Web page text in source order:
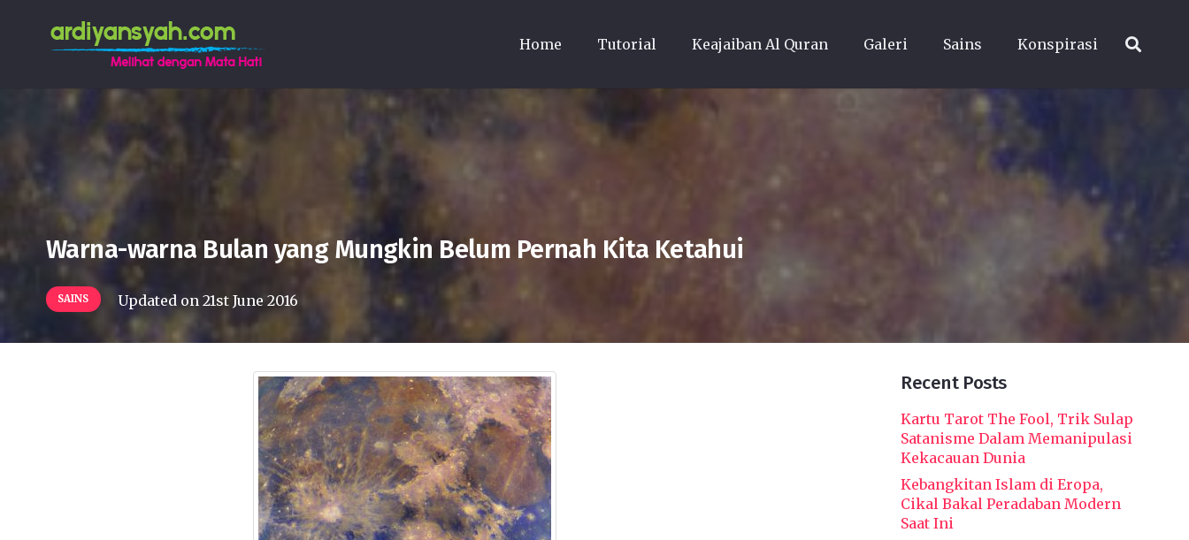
Home Tutorial Keajaiban Al Quran Galeri Sains Konspirasi
Warna-warna Bulan yang Mungkin Belum Pernah Kita Ketahui
SAINS Updated on21st June 2016
Recent Posts
Kartu Tarot The Fool, Trik Sulap
Satanisme Dalam Memanipulasi
Kekacauan Dunia
Kebangkitan Islam di Eropa,
Cikal Bakal Peradaban Modern
Saat Ini